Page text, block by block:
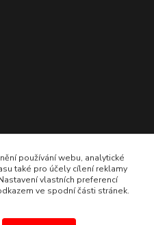
používání webu, analytické
také pro účely cílení reklamy
vlastních preferencí
ve spodní části stránek.